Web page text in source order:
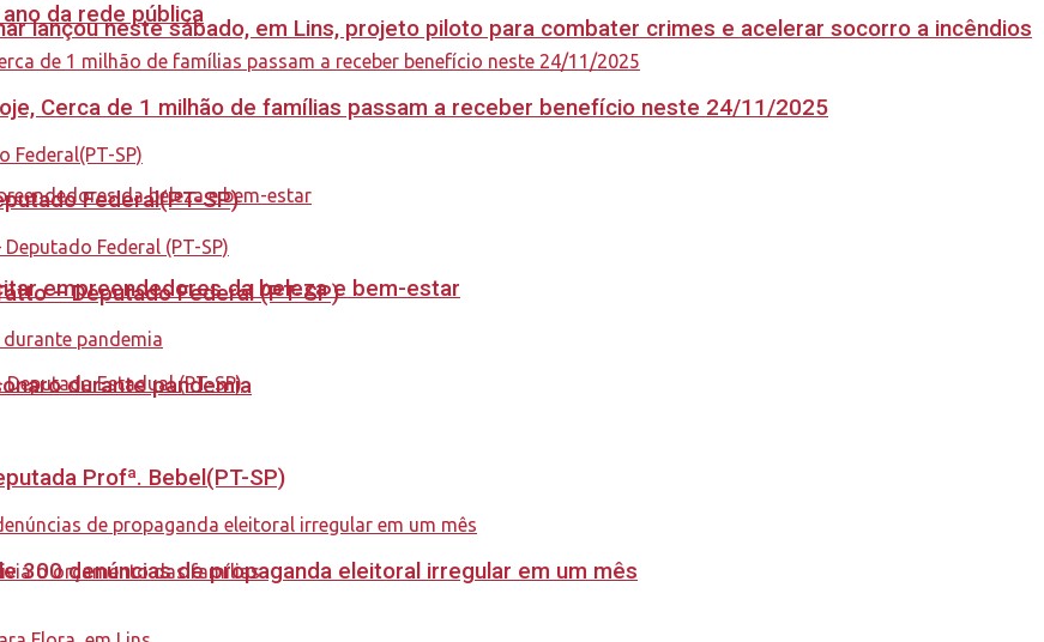
lançou neste sábado, em Lins, projeto piloto para combater crimes e acelerar socorro a incêndios
empreendedores da beleza e bem-estar
Profª. Bebel(PT-SP)
da rede pública
Cerca de 1 milhão de famílias passam a receber benefício neste 24/11/2025
Federal(PT-SP)
– Deputado Federal (PT-SP)
durante pandemia
300 denúncias de propaganda eleitoral irregular em um mês